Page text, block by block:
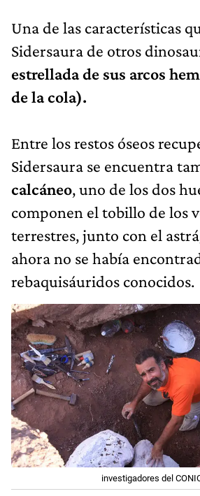
Una de las características
Sidersaura de otros
estrellada de sus arcos
de la cola).
Entre los restos óseos
Sidersaura se encuentra
calcáneo, uno de los dos
componen el tobillo de los
terrestres, junto con el
ahora no se había
rebaquisáuridos conocidos.
investigadores del